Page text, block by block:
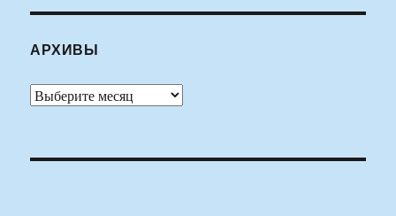
АРХИВЫ
Архивы